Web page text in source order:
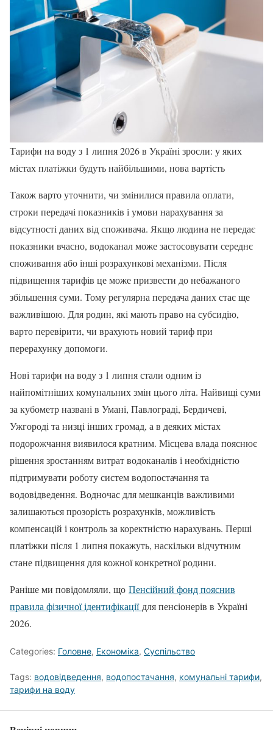
Тарифи на воду з 1 липня 2026 в Україні зросли: у яких
містах платіжки будуть найбільшими, нова вартість
Також варто уточнити, чи змінилися правила оплати,
строки передачі показників і умови нарахування за
відсутності даних від споживача. Якщо людина не передає
показники вчасно, водоканал може застосовувати середнє
споживання або інші розрахункові механізми. Після
підвищення тарифів це може призвести до небажаного
збільшення суми. Тому регулярна передача даних стає ще
важливішою. Для родин, які мають право на субсидію,
варто перевірити, чи врахують новий тариф при
перерахунку допомоги.
Нові тарифи на воду з 1 липня стали одним із
найпомітніших комунальних змін цього літа. Найвищі суми
за кубометр названі в Умані, Павлограді, Бердичеві,
Ужгороді та низці інших громад, а в деяких містах
подорожчання виявилося кратним. Місцева влада пояснює
рішення зростанням витрат водоканалів і необхідністю
підтримувати роботу систем водопостачання та
водовідведення. Водночас для мешканців важливими
залишаються прозорість розрахунків, можливість
компенсацій і контроль за коректністю нарахувань. Перші
платіжки після 1 липня покажуть, наскільки відчутним
стане підвищення для кожної конкретної родини.
Раніше ми повідомляли, що Пенсійний фонд пояснив
правила фізичної ідентифікаціїдля пенсіонерів в Україні
2026.
Categories: Головне, Економіка, Суспільство
Tags: водовідведення, водопостачання, комунальні тарифи,
тарифи на воду